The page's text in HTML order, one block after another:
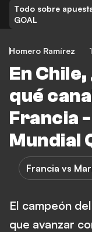
Todo sobre
GOAL
Homero Ramírez
En
qué
Francia
Mundial
Francia vs
El campeón
que avanzar